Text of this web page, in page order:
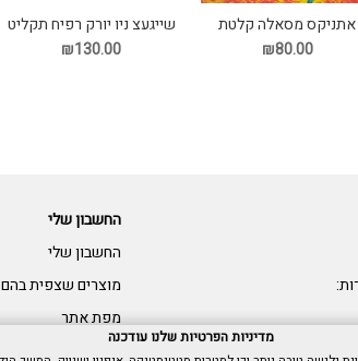
אתניקס מסאלה קלטת
₪80.00
שייגעצ ניו יורק רפיח תקליט
₪130.00
החשבון שלי
החשבון שלי
מוצרים שצפית בהם
מפת אתר
מדיניות הפרטיות שלנו עודכנה